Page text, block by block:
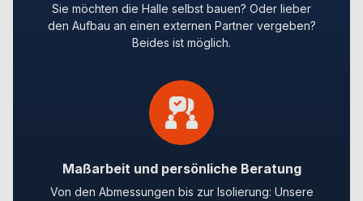
Sie möchten die Halle selbst bauen? Oder lieber
den Aufbau an einen externen Partner vergeben?
Beides ist möglich.
Maßarbeit und persönliche Beratung
Von den Abmessungen bis zur Isolierung: Unsere